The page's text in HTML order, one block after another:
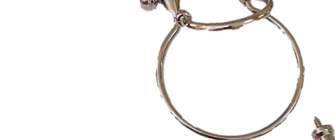
Medicamentos
Placas Identificação